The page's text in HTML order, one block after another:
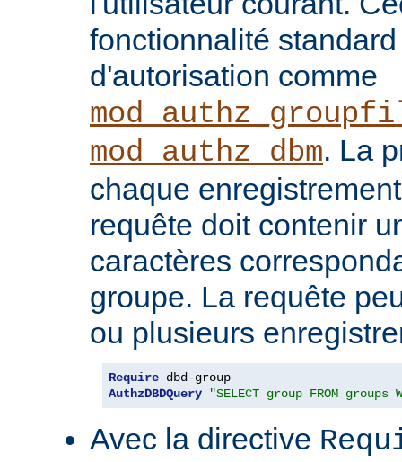
fonctionnalité
d'autorisation comme
mod_authz_dbm. La
chaque
requête doit contenir
caractères
groupe. La requête
ou plusieurs
Require
AuthzDBDQuery
"SELECT group FROM groups
Avec la directive